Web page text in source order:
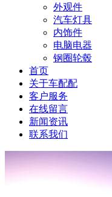
外观件
汽车灯具
内饰件
电脑电器
钢圈轮毂
首页
关于车配配
客户服务
在线留言
新闻资讯
联系我们